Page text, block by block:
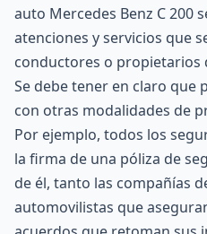
auto Mercedes Benz C 200
atenciones y servicios que
conductores o propietarios
Se debe tener en claro que
con otras modalidades de
Por ejemplo, todos los
la firma de una póliza de
de él, tanto las compañías
automovilistas que